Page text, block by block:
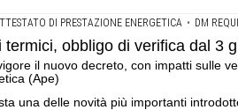
DI PRESTAZIONE ENERGETICA • DM
termici, obbligo di verifica dal 3
il nuovo decreto, con impatti sulle
(Ape)
una delle novità più importanti